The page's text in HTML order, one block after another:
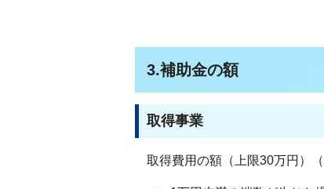
3.補助金の額
取得事業
取得費用の額（上限30万円）